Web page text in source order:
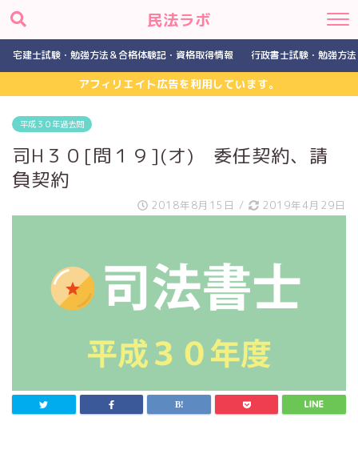
民法ラボ
宅建士試験・勉強方法＆合格体験記・資格取得情報 行政書士試験・勉強方
アフィリエイト広告を利用しています。
平成３０年過去問
司H３０[問１９](オ) 委任契約、請
負契約
2018年8月15日 / 2019年4月29日